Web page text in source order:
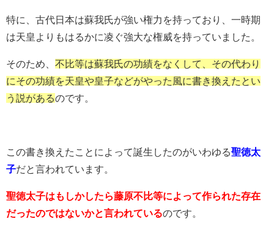
特に、古代日本は蘇我氏が強い権力を持っており、一時期
は天皇よりもはるかに凌ぐ強大な権威を持っていました。
そのため、 不比等は蘇我氏の功績をなくして、その代わり
にその功績を天皇や皇子などがやった風に書き換えたとい
う説があるのです。
この書き換えたことによって誕生したのがいわゆる聖徳太
子だと言われています。
聖徳太子はもしかしたら藤原不比等によって作られた存在
だったのではないかと言われているのです。